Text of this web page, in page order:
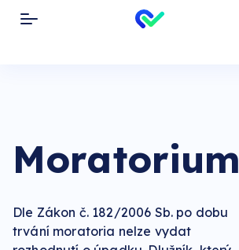
Toggle navigation
Moratorium
Dle Zákon č. 182/2006 Sb. po dobu
trvání moratoria nelze vydat